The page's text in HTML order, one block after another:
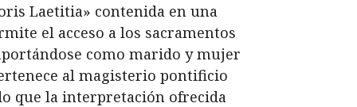
Laetitia» contenida en una
el acceso a los sacramentos
como marido y mujer
al magisterio pontificio
que la interpretación ofrecida